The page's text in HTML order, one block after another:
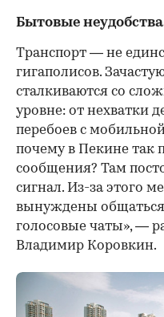
Бытовые неудобства
Транспорт — не
гигаполисов.
сталкиваются со
уровне: от нехватки
перебоев с
почему в Пекине так
сообщения? Там
сигнал. Из-за этого
вынуждены общаться
голосовые чаты», —
Владимир Коровкин.